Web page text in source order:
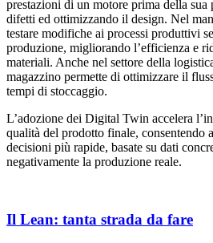
prestazioni di un motore prima della
difetti ed ottimizzando il design. Nel
testare modifiche ai processi produttivi
produzione, migliorando l’efficienza e
materiali. Anche nel settore della
magazzino permette di ottimizzare il
tempi di stoccaggio.
L’adozione dei Digital Twin accelera
qualità del prodotto finale, consentendo
decisioni più rapide, basate su dati
negativamente la produzione reale.
Il Lean: tanta strada da fare